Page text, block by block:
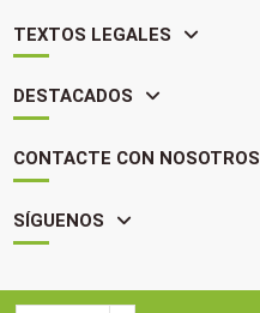
TEXTOS LEGALES
DESTACADOS
CONTACTE CON NOSOTROS
SÍGUENOS